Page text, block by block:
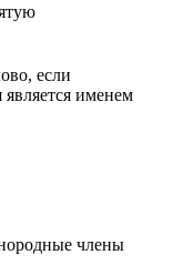
если
именем
члены